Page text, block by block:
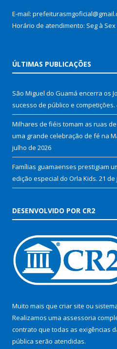
E-mail:
Horário de atendimento: Seg à Sex
ÚLTIMAS PUBLICAÇÕES
São Miguel do Guamá encerra os
sucesso de público e competições.
Milhares de fiéis tomam as ruas
uma grande celebração de fé na
julho de 2026
Famílias guamaenses prestigiam
edição especial do Orla Kids. 21 de
DESENVOLVIDO POR CR2
Muito mais que criar site ou
Realizamos uma assessoria
contrato que todas as exigências
pública serão atendidas.